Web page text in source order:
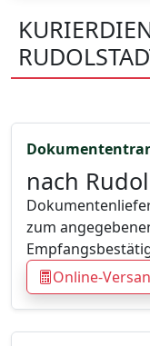
nach
zum
Online-